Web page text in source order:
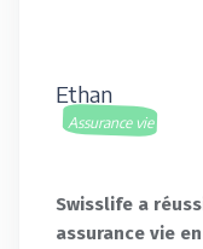
Ethan
Assurance vie
Swisslife a
assurance vie